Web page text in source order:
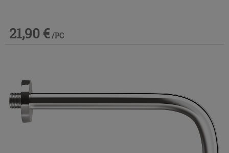
21,90 € /PC